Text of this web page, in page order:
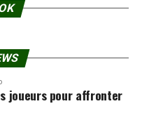
joueurs pour affronter